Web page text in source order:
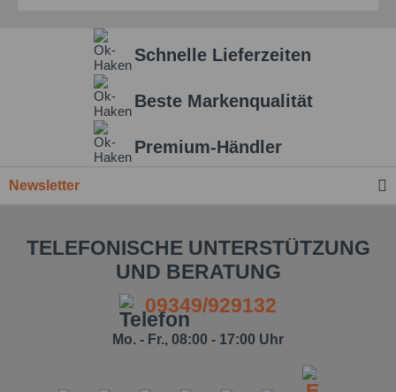
Schnelle Lieferzeiten
Beste Markenqualität
Premium-Händler
Newsletter
TELEFONISCHE UNTERSTÜTZUNG
UND BERATUNG
09349/929132
Mo. - Fr., 08:00 - 17:00 Uhr